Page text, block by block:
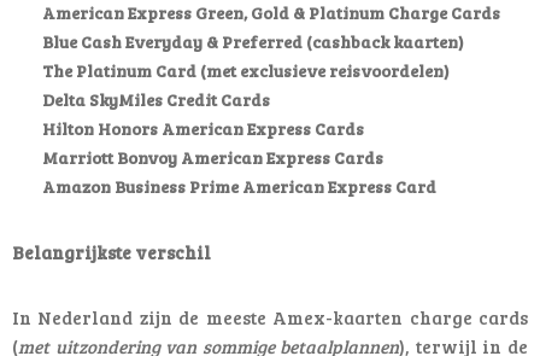
American Express Green, Gold & Platinum Charge Cards
Blue Cash Everyday & Preferred (cashback kaarten)
The Platinum Card (met exclusieve reisvoordelen)
Delta SkyMiles Credit Cards
Hilton Honors American Express Cards
Marriott Bonvoy American Express Cards
Amazon Business Prime American Express Card
Belangrijkste verschil
In Nederland zijn de meeste Amex-kaarten charge cards
(met uitzondering van sommige betaalplannen), terwijl in de